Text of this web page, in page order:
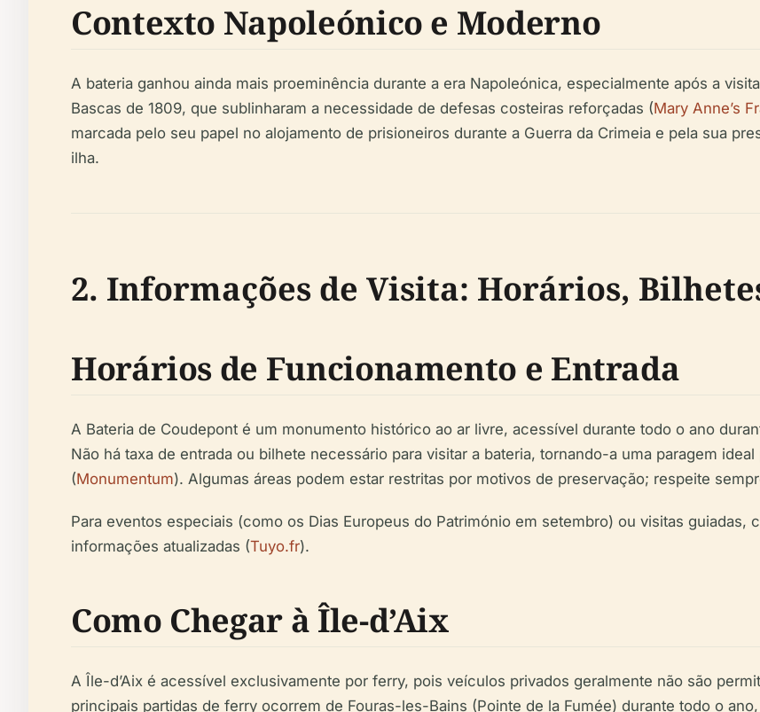
Contexto Napoleónico e Moderno
A bateria ganhou ainda mais proeminência durante a era Napoleónica, especialmente após a
Bascas de 1809, que sublinharam a necessidade de defesas costeiras reforçadas (Mary Anne’s
marcada pelo seu papel no alojamento de prisioneiros durante a Guerra da Crimeia e pela sua
ilha.
2. Informações de Visita: Horários,
Horários de Funcionamento e Entrada
A Bateria de Coudepont é um monumento histórico ao ar livre, acessível durante todo o ano
Não há taxa de entrada ou bilhete necessário para visitar a bateria, tornando-a uma paragem
(Monumentum). Algumas áreas podem estar restritas por motivos de preservação; respeite
Para eventos especiais (como os Dias Europeus do Património em setembro) ou visitas guiadas,
informações atualizadas (Tuyo.fr).
Como Chegar à Île-d’Aix
A Île-d’Aix é acessível exclusivamente por ferry, pois veículos privados geralmente não são
principais partidas de ferry ocorrem de Fouras-les-Bains (Pointe de la Fumée) durante todo o